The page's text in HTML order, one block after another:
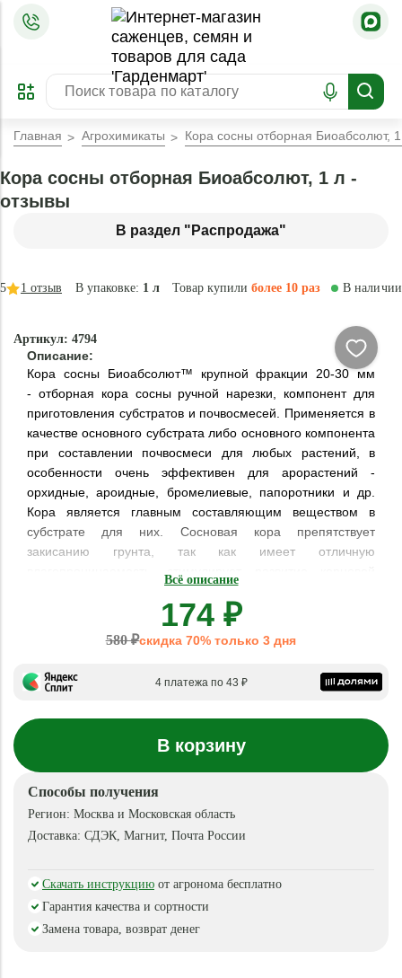
ПРЕДЗАКАЗ
ЗАБРОНИРОВАТЬ
ЛУЧШЕЕ
Главная Агрохимикаты Кора сосны отборная Биоабсолют,
В раздел "Распродажа"
Кора сосны отборная Биоабсолют, 1 л -
отзывы
В упаковке: 1 л Товар купилиболее 10 раз
5 1 отзыв В наличии
Артикул: 4794
Описание:
Кора сосны Биоабсолют™ крупной фракции 20-30 мм
- отборная кора сосны ручной нарезки, компонент для
приготовления субстратов и почвосмесей. Применяется в
качестве основного субстрата либо основного компонента
при составлении почвосмеси для любых растений, в
особенности очень эффективен для арорастений -
орхидные, ароидные, бромелиевые, папоротники и др.
Кора является главным составляющим веществом в
субстрате для них. Сосновая кора препятствует
закисанию грунта, так как имеет отличную
качества. Уменьшает испарение влаги, удерживая ее в
себе, а при надобности отдавая культурам (очень
полезное свойство для орхидей и др.). Особенно хорошо
применяется для всех хвойников вересковых,
рододендронов и азалий, растений семейства
Кора сосны Биоабсолют™ специально отобранной
крупной фракции – именно такая фракция коры
необходима для качественного роста молодых и взрослых
орхидей. Благодаря отборной калиброванной сосновой
роста чувствительных воздушных корней орхидей.
Обеспечивает хорошую воздухопроницаемость и
питательные микроэлементы. Сама оболочка дерева
Всё описание
174 ₽
580 ₽скидка 70% только 3 дня
4 платежа по 43 ₽
В корзину
Способы получения
Регион: Москва и Московская область
Доставка: СДЭК, Магнит, Почта России
Скачать инструкцию от агронома бесплатно
Гарантия качества и сортности
Замена товара, возврат денег